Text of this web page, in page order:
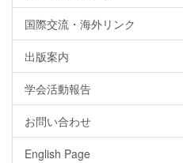
国際交流・海外リンク
出版案内
学会活動報告
お問い合わせ
English Page